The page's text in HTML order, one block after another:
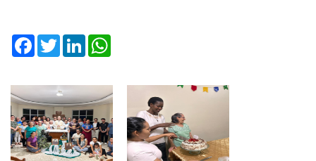
FacebookTwitterLinkedIn